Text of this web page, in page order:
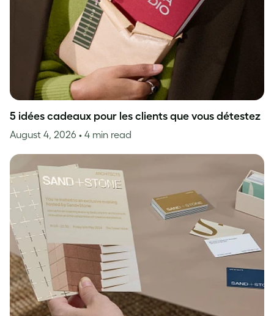
5 idées cadeaux pour les clients que vous détestez
August 4, 2026 • 4 min read